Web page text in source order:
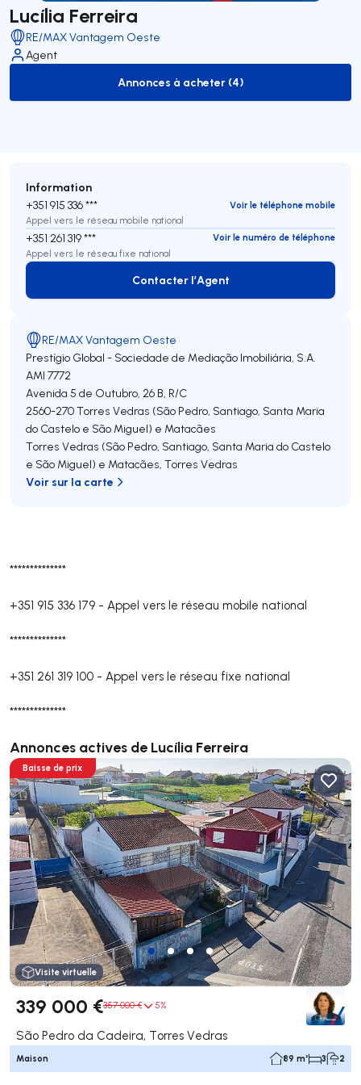
Lucília Ferreira
RE/MAX Vantagem Oeste
Agent
to-buy-listing
Annonces à acheter (4)
**************
+351 915 336 179 - Appel vers le réseau mobile national
**************
+351 261 319 100 - Appel vers le réseau fixe national
**************
Annonces actives de Lucília Ferreira
Baisse de prix
Visite virtuelle
339 000 €357 000 € 5%
São Pedro da Cadeira, Torres Vedras
Maison 89 m² 3 2
Information
+351 915 336 ***
Voir le téléphone mobile
Appel vers le réseau mobile national
+351 261 319 ***
Voir le numéro de téléphone
Appel vers le réseau fixe national
Contacter l’Agent
Contacter l’Agent
RE/MAX Vantagem Oeste
Prestígio Global - Sociedade de Mediação Imobiliária, S.A.
AMI 7772
Avenida 5 de Outubro, 26 B, R/C
2560-270Torres Vedras (São Pedro, Santiago, Santa Maria
do Castelo e São Miguel) e Matacães
Torres Vedras (São Pedro, Santiago, Santa Maria do Castelo
e São Miguel) e Matacães, Torres Vedras
Voir sur la carte